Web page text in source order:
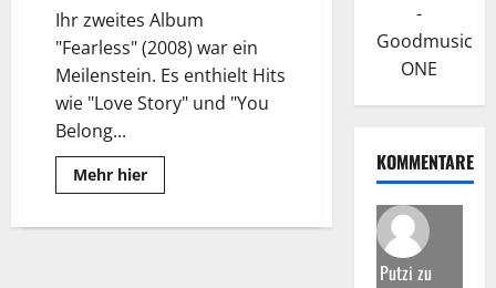
Ihr zweites Album
"Fearless" (2008) war ein
Meilenstein. Es enthielt Hits
wie "Love Story" und "You
Belong...
Mehr hierRead
more
Swift:
-
Goodmusic
ONE
KOMMENTARE
Putzi zu